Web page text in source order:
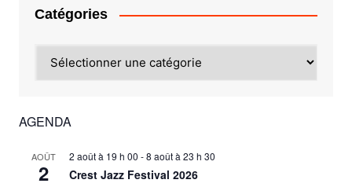
Catégories
AGENDA
AOÛT
2
2 août à 19 h 00 -8 août à 23 h 30
Crest Jazz Festival 2026